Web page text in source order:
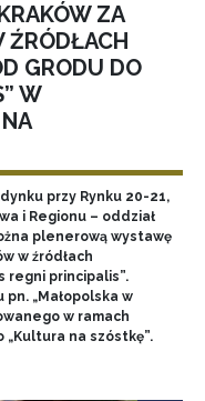
ZA
ŹRÓDŁACH
GRODU DO
W
przy Rynku 20-21,
i Regionu – oddział
plenerową wystawę
w źródłach
regni principalis”.
„Małopolska w
w ramach
„Kultura na szóstkę”.